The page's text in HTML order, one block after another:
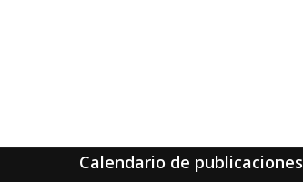
Calendario de publicaciones